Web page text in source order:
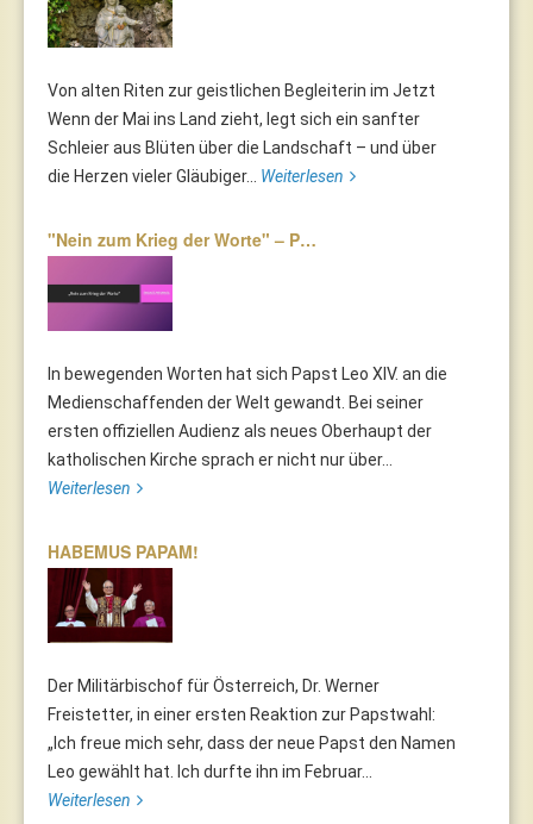
Von alten Riten zur geistlichen Begleiterin im Jetzt
Wenn der Mai ins Land zieht, legt sich ein sanfter
Schleier aus Blüten über die Landschaft – und über
die Herzen vieler Gläubiger... Weiterlesen
"Nein zum Krieg der Worte" – P…
In bewegenden Worten hat sich Papst Leo XIV. an die
Medienschaffenden der Welt gewandt. Bei seiner
ersten offiziellen Audienz als neues Oberhaupt der
katholischen Kirche sprach er nicht nur über...
Weiterlesen
HABEMUS PAPAM!
Der Militärbischof für Österreich, Dr. Werner
Freistetter, in einer ersten Reaktion zur Papstwahl:
„Ich freue mich sehr, dass der neue Papst den Namen
Leo gewählt hat. Ich durfte ihn im Februar...
Weiterlesen